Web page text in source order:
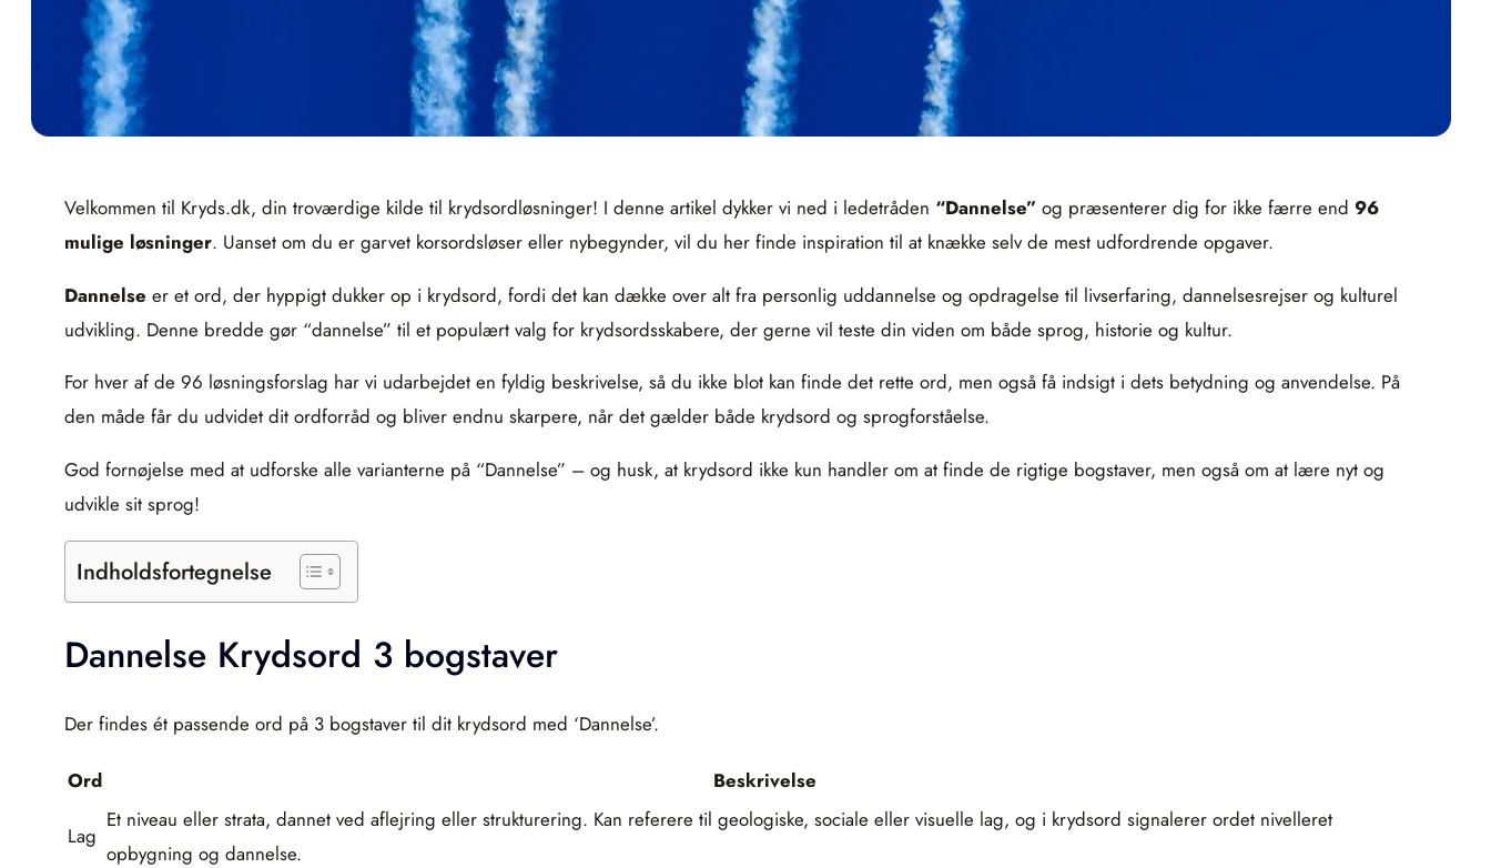
Velkommen til Kryds.dk, din troværdige kilde til krydsordløsninger! I denne artikel dykker vi ned i ledetråden “Dannelse” og præsenterer dig for ikke færre end 96
mulige løsninger. Uanset om du er garvet korsordsløser eller nybegynder, vil du her finde inspiration til at knække selv de mest udfordrende opgaver.
Dannelse er et ord, der hyppigt dukker op i krydsord, fordi det kan dække over alt fra personlig uddannelse og opdragelse til livserfaring, dannelsesrejser og kulturel
udvikling. Denne bredde gør “dannelse” til et populært valg for krydsordsskabere, der gerne vil teste din viden om både sprog, historie og kultur.
For hver af de 96 løsningsforslag har vi udarbejdet en fyldig beskrivelse, så du ikke blot kan finde det rette ord, men også få indsigt i dets betydning og anvendelse. På
den måde får du udvidet dit ordforråd og bliver endnu skarpere, når det gælder både krydsord og sprogforståelse.
God fornøjelse med at udforske alle varianterne på “Dannelse” – og husk, at krydsord ikke kun handler om at finde de rigtige bogstaver, men også om at lære nyt og
udvikle sit sprog!
Indholdsfortegnelse
Dannelse Krydsord 3 bogstaver
Der findes ét passende ord på 3 bogstaver til dit krydsord med ‘Dannelse’.
Ord Beskrivelse
Lag
Et niveau eller strata, dannet ved aflejring eller strukturering. Kan referere til geologiske, sociale eller visuelle lag, og i krydsord signalerer ordet nivelleret
opbygning og dannelse.